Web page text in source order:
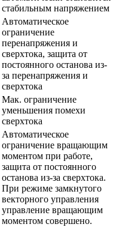
стабильным напряжением
Автоматическое
ограничение
перенапряжения и
сверхтока, защита от
постоянного останова из-
за перенапряжения и
сверхтока
Мак. ограничение
уменьшения помехи
сверхтока
Автоматическое
ограничение вращающим
моментом при работе,
защита от постоянного
останова из-за сверхтока.
При режиме замкнутого
векторного управления
управление вращающим
моментом совершено.